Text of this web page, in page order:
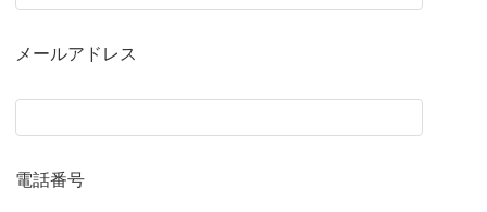
メールアドレス
電話番号